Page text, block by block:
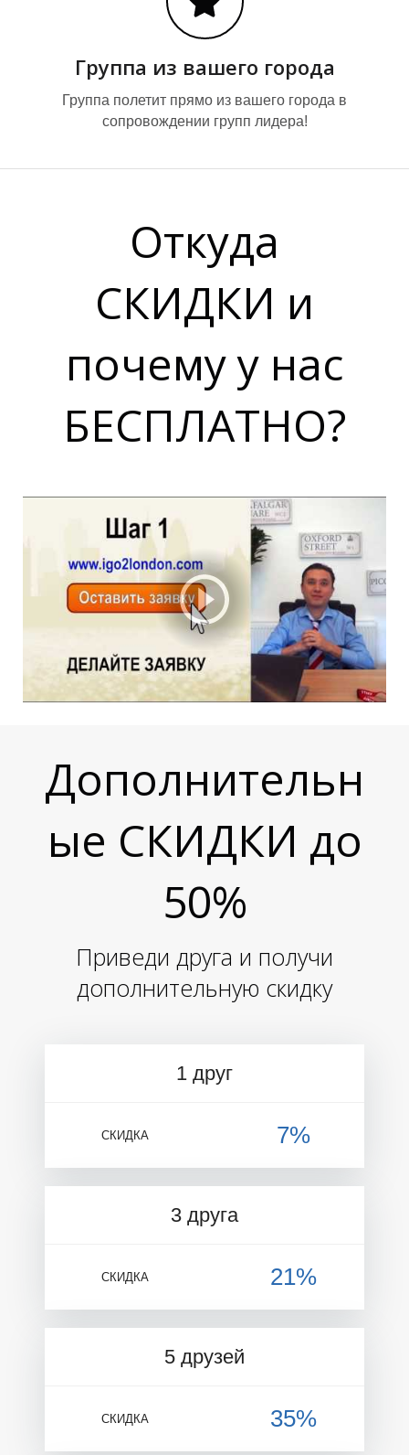
Группа из вашего города
Группа полетит прямо из вашего города в
сопровождении групп лидера!
Откуда
СКИДКИ и
почему у нас
БЕСПЛАТНО?
Дополнительн
ые СКИДКИ до
50%
Приведи друга и получи
дополнительную скидку
1 друг
СКИДКА 7%
3 друга
СКИДКА 21%
5 друзей
СКИДКА 35%